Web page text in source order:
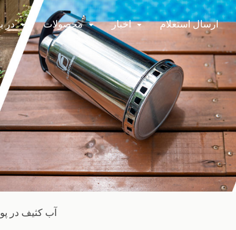
در محصولات اخبار ارسال استعلام
آب کثیف در